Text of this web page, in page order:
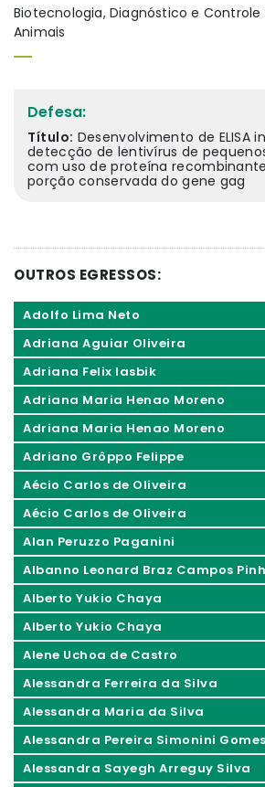
Biotecnologia, Diagnóstico e Controle
Animais
Defesa:
Título: Desenvolvimento de ELISA
detecção de lentivírus de
com uso de proteína
porção conservada do gene gag
OUTROS EGRESSOS:
Adolfo Lima Neto
Adriana Aguiar Oliveira
Adriana Felix Iasbik
Adriana Maria Henao Moreno
Adriana Maria Henao Moreno
Adriano Grôppo Felippe
Aécio Carlos de Oliveira
Aécio Carlos de Oliveira
Alan Peruzzo Paganini
Albanno Leonard Braz Campos
Alberto Yukio Chaya
Alberto Yukio Chaya
Alene Uchoa de Castro
Alessandra Ferreira da Silva
Alessandra Maria da Silva
Alessandra Pereira Simonini Gomes
Alessandra Sayegh Arreguy Silva